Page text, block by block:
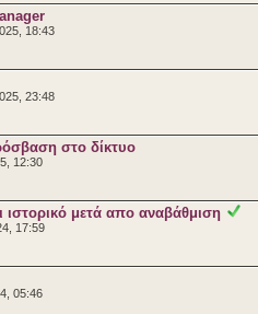
18:43
23:48
στο δίκτυο
12:30
μετά απο αναβάθμιση
17:59
05:46